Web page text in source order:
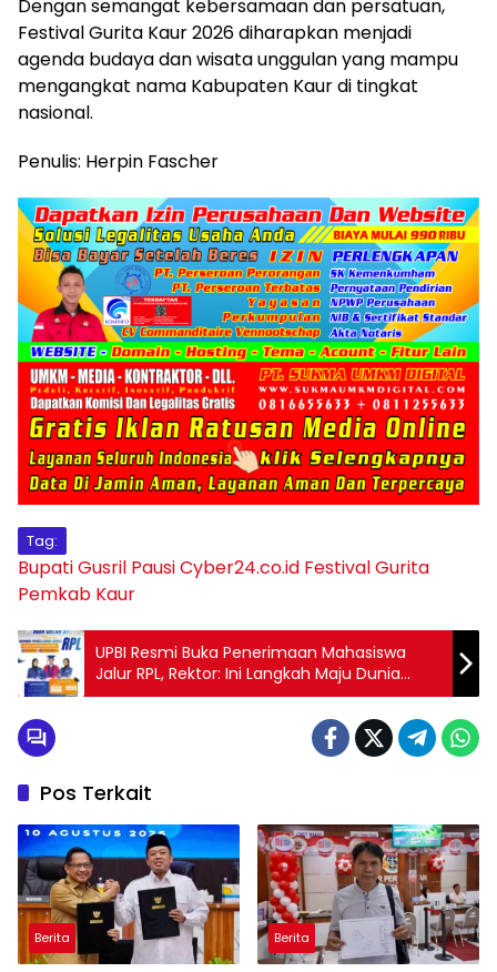
Dengan semangat kebersamaan dan persatuan,
Festival Gurita Kaur 2026 diharapkan menjadi
agenda budaya dan wisata unggulan yang mampu
mengangkat nama Kabupaten Kaur di tingkat
nasional.
Penulis: Herpin Fascher
Tag:
Bupati Gusril PausiCyber24.co.id Festival Gurita
Pemkab Kaur
UPBI Resmi Buka Penerimaan Mahasiswa
Jalur RPL, Rektor: Ini Langkah Maju Dunia
Pendidikan
Pos Terkait
Berita Berita